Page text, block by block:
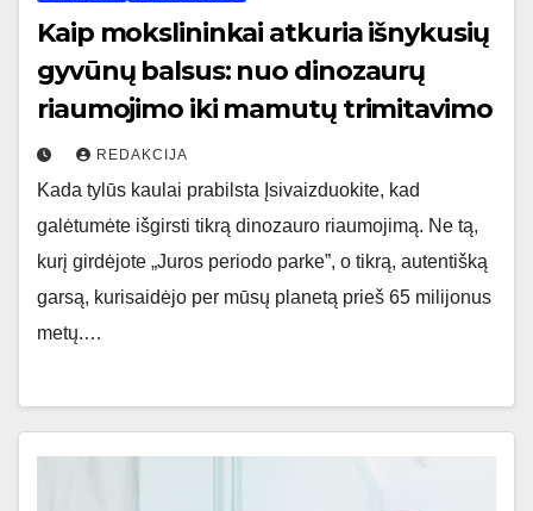
Kaip mokslininkai atkuria išnykusių
gyvūnų balsus: nuo dinozaurų
riaumojimo iki mamutų trimitavimo
REDAKCIJA
Kada tylūs kaulai prabilsta Įsivaizduokite, kad
galėtumėte išgirsti tikrą dinozauro riaumojimą. Ne tą,
kurį girdėjote „Juros periodo parke”, o tikrą, autentišką
garsą, kurisaidėjo per mūsų planetą prieš 65 milijonus
metų.…